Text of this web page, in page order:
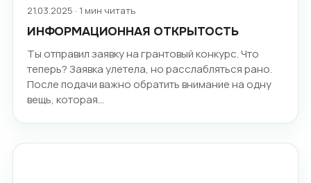
21.03.2025 · 1 мин читать
ИНФОРМАЦИОННАЯ ОТКРЫТОСТЬ
Ты отправил заявку на грантовый конкурс. Что
теперь? Заявка улетела, но расслабляться рано.
После подачи важно обратить внимание на одну
вещь, которая…